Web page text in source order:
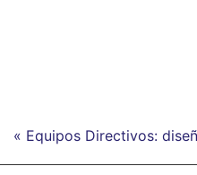
« Equipos Directivos: